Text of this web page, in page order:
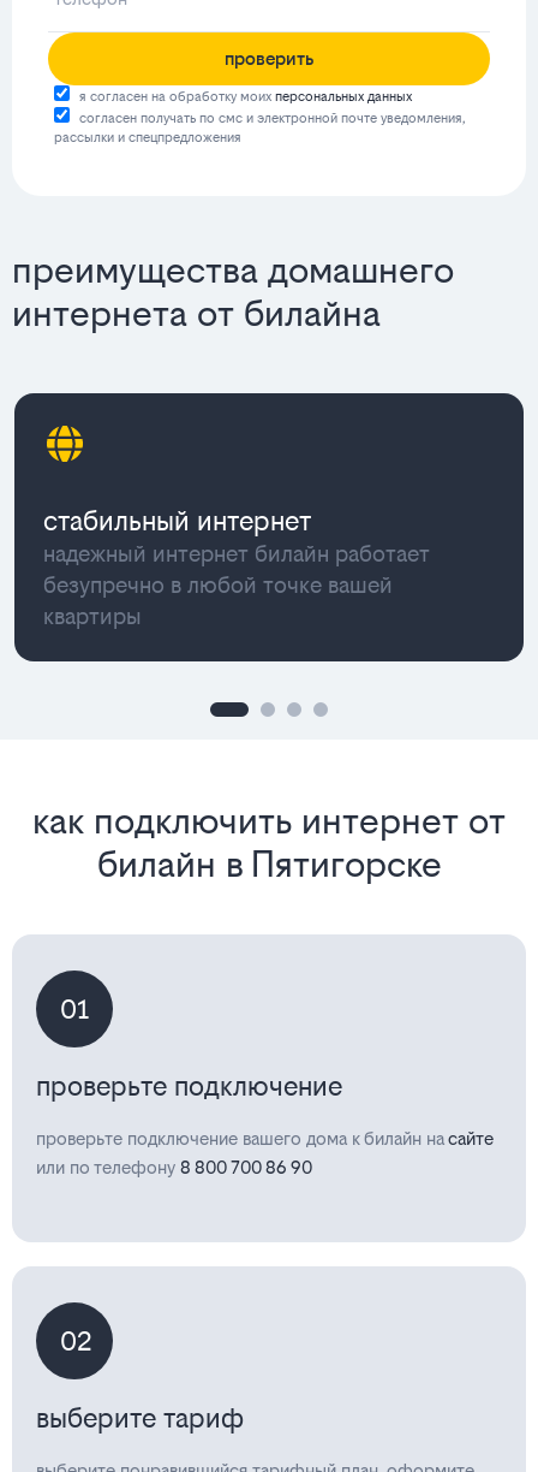
проверить
я согласен на обработку моих персональных данных
согласен получать по смс и электронной почте уведомления,
рассылки и спецпредложения
преимущества домашнего
интернета от билайна
стабильный интернет
надежный интернет билайн работает
безупречно в любой точке вашей
квартиры
как подключить интернет от
билайн в Пятигорске
01
проверьте подключение
проверьте подключение вашего дома к билайн насайте
или по телефону 8 800 700 86 90
02
выберите тариф